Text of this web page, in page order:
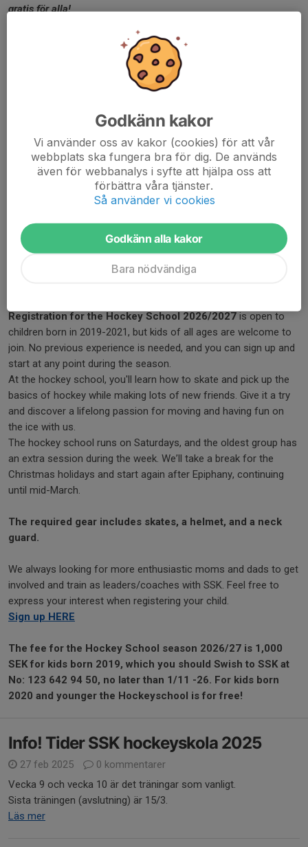
gratis för alla!
----------------------------------------------------------------------
Welcome to Södertälje SK's Hockey School! (Tre Kronor
Saturday, September 12
Schedule:
Born in 2020/2021 (and younger):Saturdays 09:00 -
Saturdays 10:10 - 11:10 and Thursdays 16:00
Saturdays 11:20 - 12:30
Our hockey school is run by Södertälje SK SSK Team 18 (U9),
along with our team of leaders. The school is part of Tre
Registration for the Hockey School 2026/2027 is open to
children born in 2019-2021, but kids of all ages are welcome to
join. No previous experience is needed, and you can sign up and
start at any point during the season.
At the hockey school, you'll learn how to skate and pick up the
basics of hockey while making lots of new friends. Give it a try
and discover a lifelong passion for moving and having fun on
the ice with us.
The hockey school runs on Saturdays, and the oldest group has
an extra session during the week. We’ll take a break for the
Christmas holidays and start again after Epiphany, continuing
until mid-March.
The required gear includes skates, a helmet, and a neck
guard.
We always looking for more enthusiastic moms and dads to get
involved and train as leaders/coaches with SSK. Feel free to
express your interest when registering your child.
Sign up HERE
The fee for the Hockey School season 2026/27 is 1,000
SEK for kids born 2019, which you should Swish to SSK at
No: 123 642 94 50, no later than 1/11 -26. For kids born
2020 and younger the Hockeyschool is for free!
Info! Tider SSK hockeyskola 2025
27 feb 2025
0 kommentarer
Vecka 9 och vecka 10 är det träningar som vanligt.
Sista träningen (avslutning) är 15/3.
Läs mer
Godkänn kakor
Vi använder oss av kakor (cookies) för att vår
webbplats ska fungera bra för dig. De används
även för webbanalys i syfte att hjälpa oss att
förbättra våra tjänster.
Så använder vi cookies
Godkänn alla kakor
Bara nödvändiga